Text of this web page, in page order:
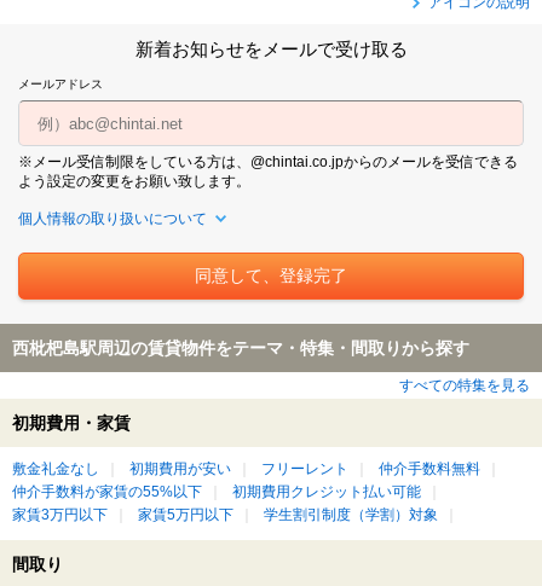
アイコンの説明
新着お知らせをメールで受け取る
メールアドレス
※メール受信制限をしている方は、@chintai.co.jpからのメールを受信できる
よう設定の変更をお願い致します。
個人情報の取り扱いについて
西枇杷島駅周辺の賃貸物件をテーマ・特集・間取りから探す
すべての特集を見る
初期費用・家賃
敷金礼金なし 初期費用が安い フリーレント
仲介手数料無料
仲介手数料が家賃の55%以下
初期費用クレジット払い可能
家賃3万円以下
家賃5万円以下 学生割引制度（学割）対象
間取り